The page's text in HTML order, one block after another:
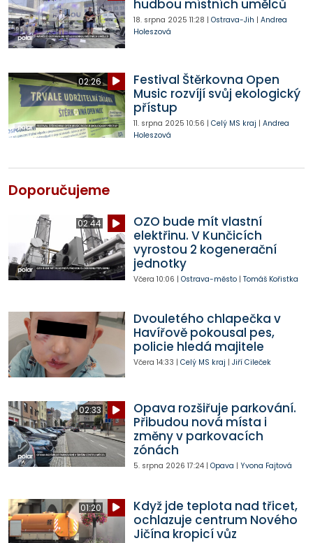
hudbou místních umělců
18. srpna 2025 11:28 | Ostrava-Jih | Andrea
Holeszová
02:26
Festival Štěrkovna Open
Music rozvíjí svůj ekologický
přístup
11. srpna 2025 10:56 | Celý MS kraj | Andrea
Holeszová
Doporučujeme
02:44
OZO bude mít vlastní
elektřinu. V Kunčicích
vyrostou 2 kogenerační
jednotky
Včera 10:06 | Ostrava-město| Tomáš Kořistka
Dvouletého chlapečka v
Havířově pokousal pes,
policie hledá majitele
Včera 14:33 | Celý MS kraj | Jiří Cileček
02:33
Opava rozšiřuje parkování.
Přibudou nová místa i
změny v parkovacích
zónách
5. srpna 2026 17:24| Opava | Yvona Fajtová
01:20
Když jde teplota nad třicet,
ochlazuje centrum Nového
Jičína kropicí vůz